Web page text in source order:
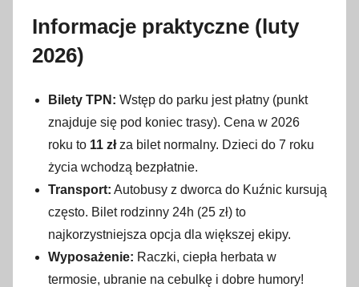
Informacje praktyczne (luty
2026)
Bilety TPN: Wstęp do parku jest płatny (punkt
znajduje się pod koniec trasy). Cena w 2026
roku to 11 złza bilet normalny. Dzieci do 7 roku
życia wchodzą bezpłatnie.
Transport: Autobusy z dworca do Kuźnic kursują
często. Bilet rodzinny 24h (25 zł) to
najkorzystniejsza opcja dla większej ekipy.
Wyposażenie: Raczki, ciepła herbata w
termosie, ubranie na cebulkę i dobre humory!